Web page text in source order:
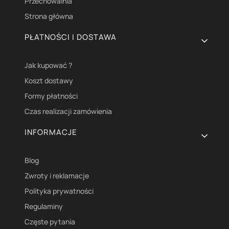
Strona główna
PŁATNOŚCI I DOSTAWA
Jak kupować ?
Koszt dostawy
Formy płatności
Czas realizacji zamówienia
INFORMACJE
Blog
Zwroty i reklamacje
Polityka prywatności
Regulaminy
Częste pytania